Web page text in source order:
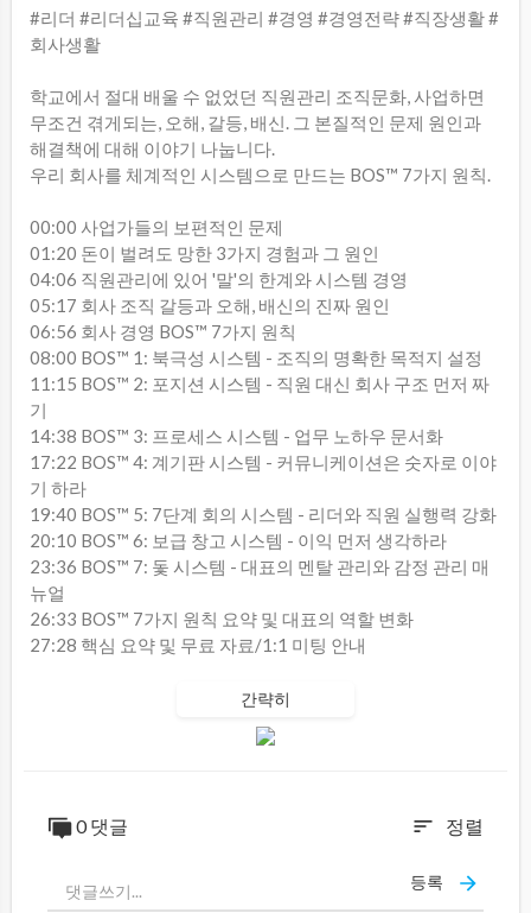
#리더 #리더십교육 #직원관리 #경영 #경영전략 #직장생활 #
회사생활
학교에서 절대 배울 수 없었던 직원관리 조직문화, 사업하면
무조건 겪게되는, 오해, 갈등, 배신. 그 본질적인 문제 원인과
해결책에 대해 이야기 나눕니다.
우리 회사를 체계적인 시스템으로 만드는 BOS™ 7가지 원칙.
00:00 사업가들의 보편적인 문제
01:20 돈이 벌려도 망한 3가지 경험과 그 원인
04:06 직원관리에 있어 '말'의 한계와 시스템 경영
05:17 회사 조직 갈등과 오해, 배신의 진짜 원인
06:56 회사 경영 BOS™ 7가지 원칙
08:00 BOS™ 1: 북극성 시스템 - 조직의 명확한 목적지 설정
11:15 BOS™ 2: 포지션 시스템 - 직원 대신 회사 구조 먼저 짜
기
14:38 BOS™ 3: 프로세스 시스템 - 업무 노하우 문서화
17:22 BOS™ 4: 계기판 시스템 - 커뮤니케이션은 숫자로 이야
기 하라
19:40 BOS™ 5: 7단계 회의 시스템 - 리더와 직원 실행력 강화
20:10 BOS™ 6: 보급 창고 시스템 - 이익 먼저 생각하라
23:36 BOS™ 7: 돛 시스템 - 대표의 멘탈 관리와 감정 관리 매
뉴얼
26:33 BOS™ 7가지 원칙 요약 및 대표의 역할 변화
27:28 핵심 요약 및 무료 자료/1:1 미팅 안내
간략히
0 댓글 sort 정렬
등록